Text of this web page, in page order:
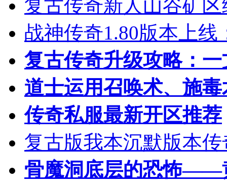
复古传奇新人山谷矿
战神传奇1.80版本上线
复古传奇升级攻略：
道士运用召唤术、施
传奇私服最新开区推荐
复古版我本沉默版本
骨魔洞底层的恐怖——